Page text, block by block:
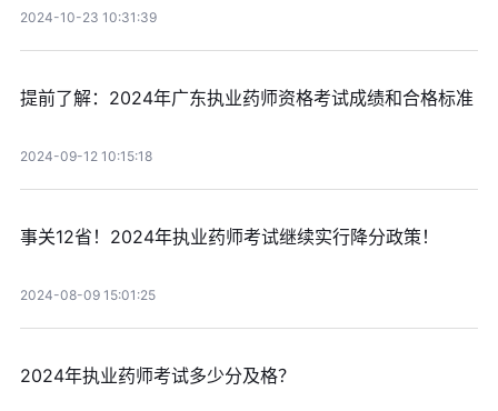
2024-10-23 10:31:39
提前了解：2024年广东执业药师资格考试成绩和合格标准
2024-09-12 10:15:18
事关12省！2024年执业药师考试继续实行降分政策！
2024-08-09 15:01:25
2024年执业药师考试多少分及格？